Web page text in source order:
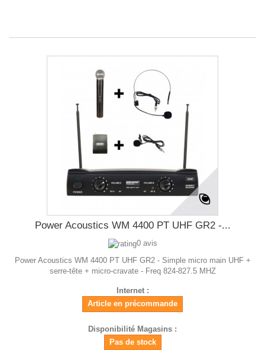
Power Acoustics WM 4400 PT UHF GR2 -...
0 avis
Power Acoustics WM 4400 PT UHF GR2 - Simple micro main UHF +
serre-tête + micro-cravate - Freq 824-827.5 MHZ
Internet :
Article en précommande
Disponibilité Magasins :
Pas de stock